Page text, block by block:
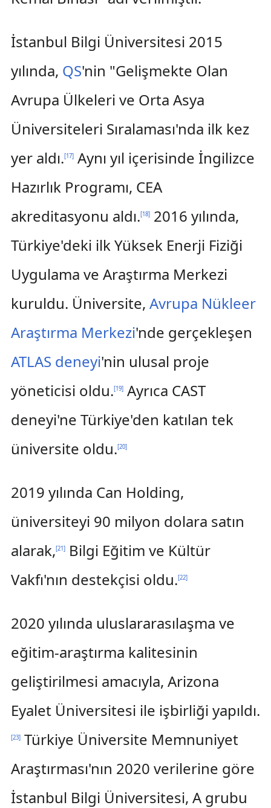
İstanbul Bilgi Üniversitesi 2015
yılında, QS'nin "Gelişmekte Olan
Avrupa Ülkeleri ve Orta Asya
Üniversiteleri Sıralaması'nda ilk kez
yer aldı.[17]Aynı yıl içerisinde İngilizce
Hazırlık Programı, CEA
akreditasyonu aldı.[18]2016 yılında,
Türkiye'deki ilk Yüksek Enerji Fiziği
Uygulama ve Araştırma Merkezi
kuruldu. Üniversite, Avrupa Nükleer
Araştırma Merkezi'nde gerçekleşen
ATLAS deneyi'nin ulusal proje
yöneticisi oldu.[19]Ayrıca CAST
deneyi'ne Türkiye'den katılan tek
üniversite oldu.[20]
2019 yılında Can Holding,
üniversiteyi 90 milyon dolara satın
alarak,[21]Bilgi Eğitim ve Kültür
Vakfı'nın destekçisi oldu.[22]
2020 yılında uluslararasılaşma ve
eğitim-araştırma kalitesinin
geliştirilmesi amacıyla, Arizona
Eyalet Üniversitesi ile işbirliği yapıldı.
[23]Türkiye Üniversite Memnuniyet
Araştırması'nın 2020 verilerine göre
İstanbul Bilgi Üniversitesi, A grubu